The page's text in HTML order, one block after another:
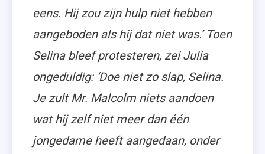
eens. Hij zou zijn hulp niet hebben
aangeboden als hij dat niet was.’ Toen
Selina bleef protesteren, zei Julia
ongeduldig: ‘Doe niet zo slap, Selina.
Je zult Mr. Malcolm niets aandoen
wat hij zelf niet meer dan één
jongedame heeft aangedaan, onder